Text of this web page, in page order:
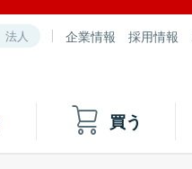
法人 企業情報 採用情報
買う